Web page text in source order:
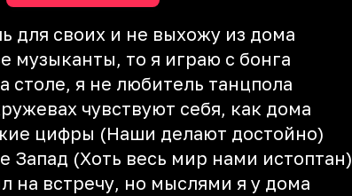
для своих и не выхожу из дома
музыканты, то я играю с бонга
столе, я не любитель танцпола
чувствуют себя, как дома
цифры (Наши делают достойно)
Запад (Хоть весь мир нами истоптан)
на встречу, но мыслями я у дома